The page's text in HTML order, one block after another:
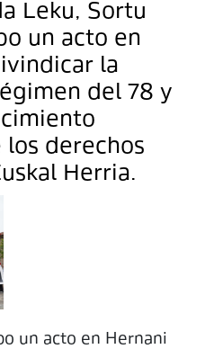
Leku, Sortu
un acto en
la
del 78 y
derechos
Herria.
un acto en Hernani